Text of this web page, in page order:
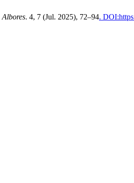
Albores. 4, 7 (Jul. 2025), 72–94.